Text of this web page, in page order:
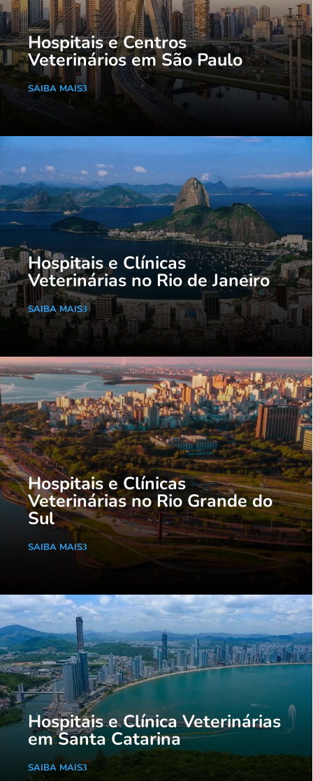
Hospitais e Centros
Veterinários em São Paulo
SAIBA MAIS
Hospitais e Clínicas
Veterinárias no Rio de Janeiro
SAIBA MAIS
Hospitais e Clínicas
Veterinárias no Rio Grande do
Sul
SAIBA MAIS
Hospitais e Clínica Veterinárias
em Santa Catarina
SAIBA MAIS